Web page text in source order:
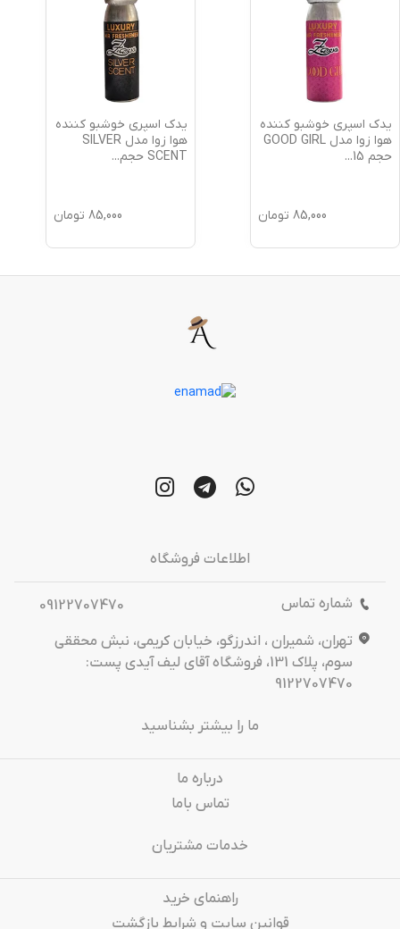
یدک اسپری خوشبو کننده
هوا زوا مدل GOOD GIRL
حجم 15
...
85,000 تومان
یدک اسپری خوشبو کننده
هوا زوا مدل SILVER
SCENT حجم
...
85,000 تومان
اطلاعات فروشگاه
شماره تماس
09122707470
تهران، شمیران ، اندرزگو، خیابان کریمی، نبش محققی
سوم، پلاک 131، فروشگاه آقای لیف آیدی پست:
9122707470
ما را بیشتر بشناسید
درباره‌ ما
تماس باما
خدمات مشتریان
راهنمای خرید
قوانین سایت و شرایط بازگشت